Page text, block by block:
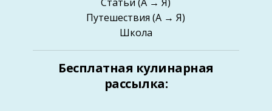
Путешествия (А → Я)
Школа
Бесплатная кулинарная
рассылка: